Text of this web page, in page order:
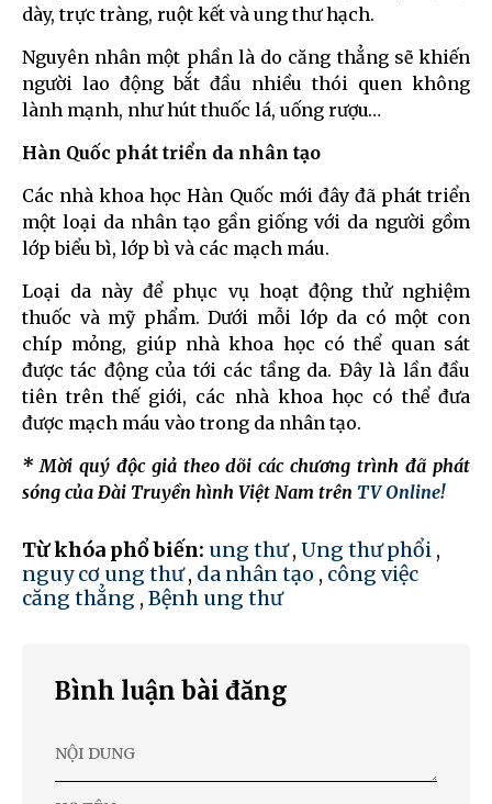
dày, trực tràng, ruột kết và ung thư hạch.
Nguyên nhân một phần là do căng thẳng sẽ khiến
người lao động bắt đầu nhiều thói quen không
lành mạnh, như hút thuốc lá, uống rượu…
Hàn Quốc phát triển da nhân tạo
Các nhà khoa học Hàn Quốc mới đây đã phát triển
một loại da nhân tạo gần giống với da người gồm
lớp biểu bì, lớp bì và các mạch máu.
Loại da này để phục vụ hoạt động thử nghiệm
thuốc và mỹ phẩm. Dưới mỗi lớp da có một con
chíp mỏng, giúp nhà khoa học có thể quan sát
được tác động của tới các tầng da. Đây là lần đầu
tiên trên thế giới, các nhà khoa học có thể đưa
được mạch máu vào trong da nhân tạo.
* Mời quý độc giả theo dõi các chương trình đã phát
sóng của Đài Truyền hình Việt Nam trên TV Online!
Từ khóa phổ biến: ung thư, Ung thư phổi ,
nguy cơ ung thư, da nhân tạo , công việc
căng thẳng , Bệnh ung thư
Bình luận bài đăng